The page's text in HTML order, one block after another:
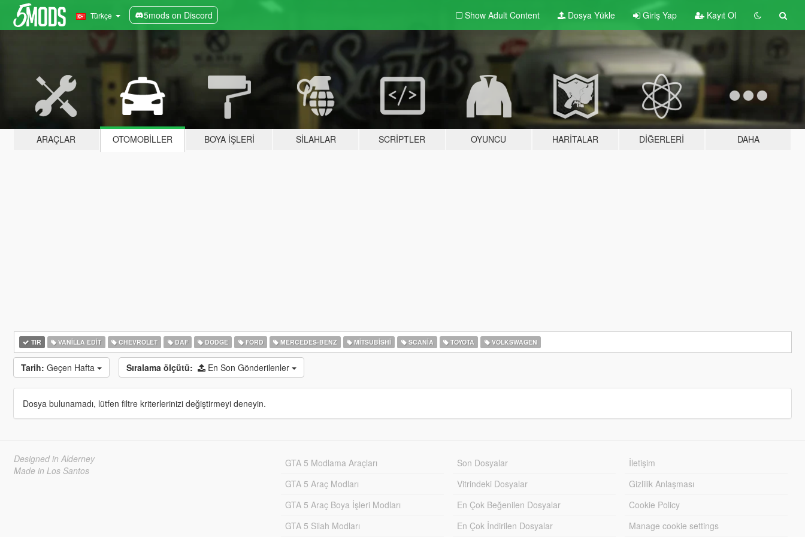
Türkçe 5mods on Discord Show Adult Content Dosya Yükle Giriş Yap Kayıt Ol
ARAÇLAR OTOMOBILLER BOYA İŞLERI SILAHLAR SCRIPTLER OYUNCU HARITALAR DIĞERLERI DAHA
TIR VANILLA EDIT CHEVROLET DAF DODGE FORD MERCEDES-BENZ MITSUBISHI SCANIA TOYOTA VOLKSWAGEN
Tarih: Geçen Hafta Sıralama ölçütü: En Son Gönderilenler
Dosya bulunamadı, lütfen filtre kriterlerinizi değiştirmeyi deneyin.
Designed in Alderney
Made in Los Santos
GTA 5 Modlama Araçları
GTA 5 Araç Modları
GTA 5 Araç Boya İşleri Modları
GTA 5 Silah Modları
Son Dosyalar
Vitrindeki Dosyalar
En Çok Beğenilen Dosyalar
En Çok İndirilen Dosyalar
İletişim
Gizlilik Anlaşması
Cookie Policy
Manage cookie settings